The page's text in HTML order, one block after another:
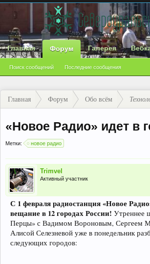
Главная Форум
Поиск сообщений Последние сообщения
Галерея
Главная Форум Обо всём
«Новое Радио» идет в
Метки: новое радио
Trimvel
Активный участник
С 1 февраля радиостанция «Новое
вещание в 12 городах России! Утреннее
Перцы» с Вадимом Вороновым, Сергеем
Алисой Селезневой уже в понедельник
следующих городов: